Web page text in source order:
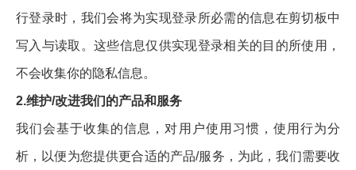
行登录时，我们会将为实现登录所必需的信息在剪切板中
写入与读取。这些信息仅供实现登录相关的目的所使用，
不会收集你的隐私信息。
2.维护/改进我们的产品和服务
我们会基于收集的信息，对用户使用习惯，使用行为分
析，以便为您提供更合适的产品/服务，为此，我们需要收